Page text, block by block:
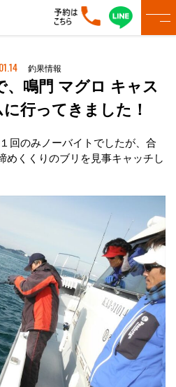
釣果情報
、鳴門 マグロ キャス
行ってきました！
回のみノーバイトでしたが、合
めくくりのブリを見事キャッチし